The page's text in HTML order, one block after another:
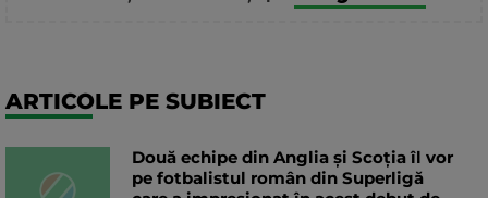
ARTICOLE PE SUBIECT
Două echipe din Anglia și Scoția îl vor
pe fotbalistul român din Superligă